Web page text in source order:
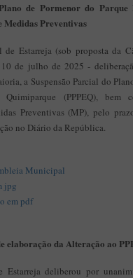
de Pormenor do
Medidas Preventivas
Estarreja (sob proposta da
de julho de 2025 -
a Suspensão Parcial do
Quimiparque (PPPEQ), bem
Preventivas (MP), pelo
no Diário da República.
Municipal
jpg
em pdf
elaboração da Alteração ao
deliberou por